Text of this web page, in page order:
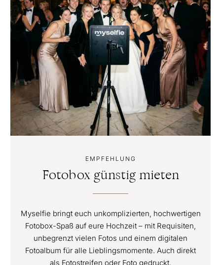
EMPFEHLUNG
Fotobox günstig mieten
Myselfie bringt euch unkomplizierten, hochwertigen
Fotobox-Spaß auf eure Hochzeit – mit Requisiten,
unbegrenzt vielen Fotos und einem digitalen
Fotoalbum für alle Lieblingsmomente. Auch direkt
als Fotostreifen oder Foto gedruckt.